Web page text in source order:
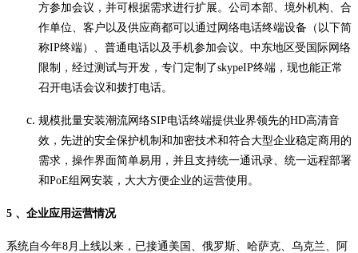
方参加会议，并可根据需求进行扩展。公司本部、境外机构、合
作单位、客户以及供应商都可以通过网络电话终端设备（以下简
称IP终端）、普通电话以及手机参加会议。中东地区受国际网络
限制，经过测试与开发，专门定制了skypeIP终端，现也能正常
召开电话会议和拨打电话。
规模批量安装潮流网络SIP电话终端提供业界领先的HD高清音
效，先进的安全保护机制和加密技术和符合大型企业稳定商用的
需求，操作界面简单易用，并且支持统一通讯录、统一远程部署
和PoE组网安装，大大方便企业的运营使用。
5 、企业应用运营情况
系统自今年8月上线以来，已接通美国、俄罗斯、哈萨克、乌克兰、阿